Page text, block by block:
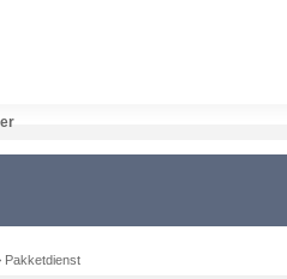
Pakketdienst